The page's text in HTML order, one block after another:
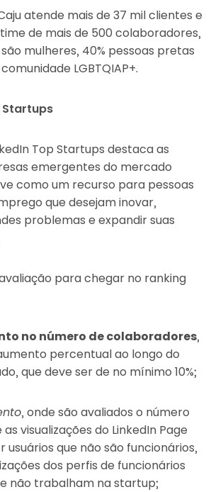
atende mais de 37 mil clientes e
de mais de 500 colaboradores,
mulheres, 40% pessoas pretas
LGBTQIAP+.
Startups
Top Startups destaca as
emergentes do mercado
como um recurso para pessoas
que desejam inovar,
problemas e expandir suas
para chegar no ranking
no número de colaboradores,
percentual ao longo do
que deve ser de no mínimo 10%;
, onde são avaliados o número
visualizações do LinkedIn Page
usuários que não são funcionários,
dos perfis de funcionários
não trabalham na startup;